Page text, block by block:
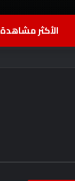
الأكثر مشاهدة